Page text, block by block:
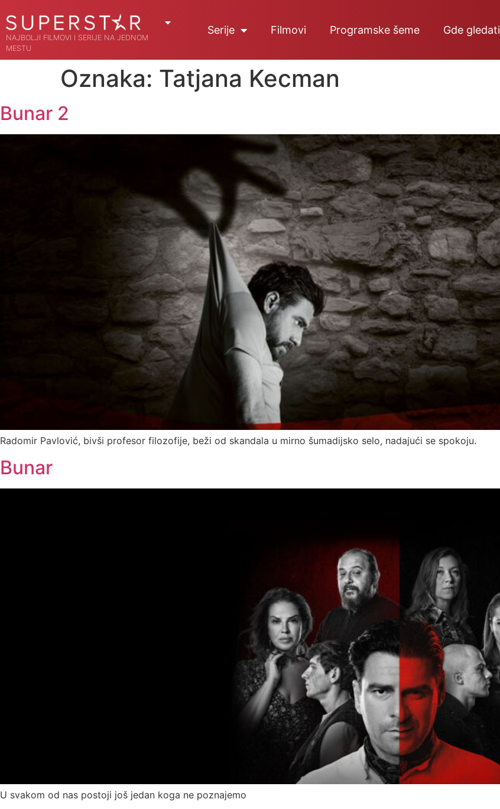
NAJBOLJI FILMOVI I SERIJE NA JEDNOM
MESTU
Serije Filmovi Programske šeme Gde gledati
Oznaka: Tatjana Kecman
Bunar 2
Radomir Pavlović, bivši profesor filozofije, beži od skandala u mirno šumadijsko selo, nadajući se spokoju.
Bunar
U svakom od nas postoji još jedan koga ne poznajemo